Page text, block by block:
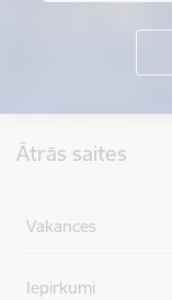
Ātrās saites
Vakances
Iepirkumi